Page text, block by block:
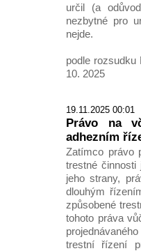
určil (a
nezbytné pro
nejde.
podle
10. 2025
19.11.2025 00:01
Právo na
adhezním
Zatímco právo
trestné
jeho strany,
dlouhým
způsobené
tohoto práva
trestní řízení